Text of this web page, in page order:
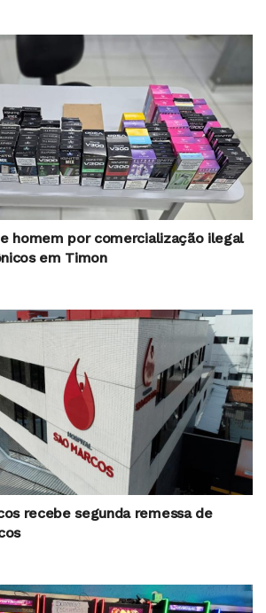
homem por comercialização ilegal
em Timon
recebe segunda remessa de